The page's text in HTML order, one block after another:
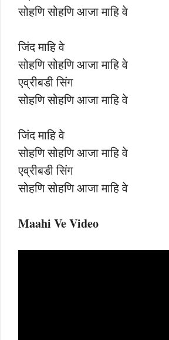
सोहणि सोहणि आजा माहि वे
जिंद माहि वे
सोहणि सोहणि आजा माहि वे
एव्रीबडी सिंग
सोहणि सोहणि आजा माहि वे
जिंद माहि वे
सोहणि सोहणि आजा माहि वे
एव्रीबडी सिंग
सोहणि सोहणि आजा माहि वे
Maahi Ve Video